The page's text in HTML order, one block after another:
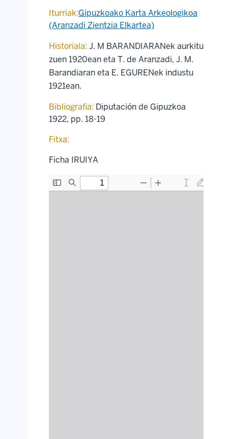
Iturriak:Gipuzkoako Karta Arkeologikoa
(Aranzadi Zientzia Elkartea)
Historiala: J. M BARANDIARANek aurkitu
zuen 1920ean eta T. de Aranzadi, J. M.
Barandiaran eta E. EGURENek industu
1921ean.
Bibliografia: Diputación de Gipuzkoa
1922, pp. 18-19
Fitxa:
Ficha IRUIYA